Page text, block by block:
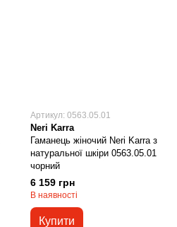
Артикул: 0563.05.01
Neri Karra
Гаманець жіночий Neri Karra з
натуральної шкіри 0563.05.01
чорний
6 159 грн
В наявності
Купити